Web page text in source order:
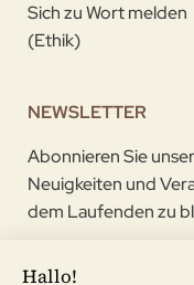
Sich zu Wort melden
(Ethik)
NEWSLETTER
Abonnieren Sie
Neuigkeiten und
dem Laufenden zu